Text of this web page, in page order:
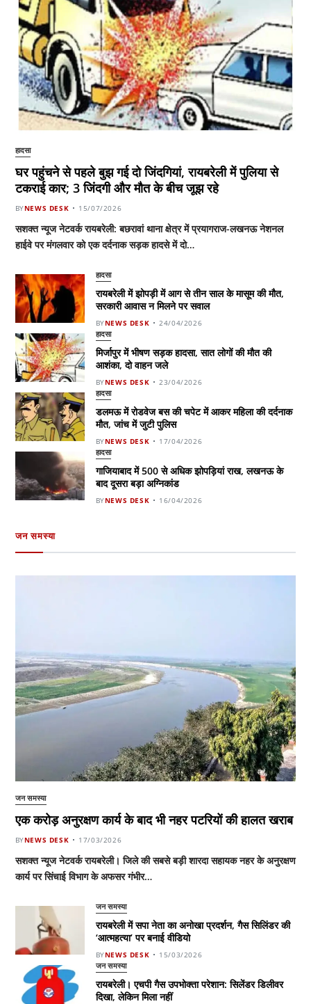
हादसा
घर पहुंचने से पहले बुझ गई दो जिंदगियां, रायबरेली में पुलिया से
टकराई कार; 3 जिंदगी और मौत के बीच जूझ रहे
BYNEWS DESK 15/07/2026
सशक्त न्यूज नेटवर्क रायबरेली: बछरावां थाना क्षेत्र में प्रयागराज-लखनऊ नेशनल
हाईवे पर मंगलवार को एक दर्दनाक सड़क हादसे में दो…
हादसा
रायबरेली में झोपड़ी में आग से तीन साल के मासूम की मौत,
सरकारी आवास न मिलने पर सवाल
BYNEWS DESK 24/04/2026
हादसा
मिर्जापुर में भीषण सड़क हादसा, सात लोगों की मौत की
आशंका, दो वाहन जले
BYNEWS DESK 23/04/2026
हादसा
डलमऊ में रोडवेज बस की चपेट में आकर महिला की दर्दनाक
मौत, जांच में जुटी पुलिस
BYNEWS DESK 17/04/2026
हादसा
गाजियाबाद में 500 से अधिक झोपड़ियां राख, लखनऊ के
बाद दूसरा बड़ा अग्निकांड
BYNEWS DESK 16/04/2026
जन समस्या
जन समस्या
एक करोड़ अनुरक्षण कार्य के बाद भी नहर पटरियों की हालत खराब
BYNEWS DESK 17/03/2026
सशक्त न्यूज नेटवर्क रायबरेली। जिले की सबसे बड़ी शारदा सहायक नहर के अनुरक्षण
कार्य पर सिंचाई विभाग के अफसर गंभीर…
जन समस्या
रायबरेली में सपा नेता का अनोखा प्रदर्शन, गैस सिलिंडर की
‘आत्महत्या’ पर बनाई वीडियो
BYNEWS DESK 15/03/2026
जन समस्या
रायबरेली। एचपी गैस उपभोक्ता परेशान: सिलेंडर डिलीवर
दिखा, लेकिन मिला नहीं